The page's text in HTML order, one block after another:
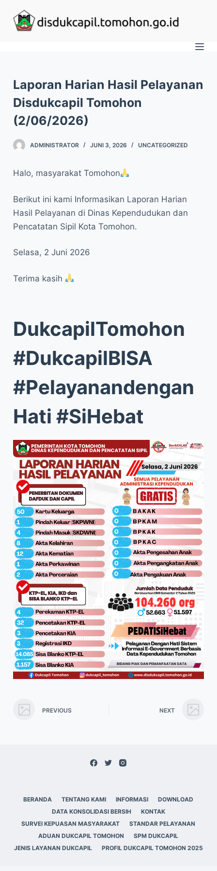
o
o
n
e
Laporan Harian Hasil Pelayanan
Disdukcapil Tomohon
(2/06/2026)
ADMINISTRATOR JUNI 3, 2026 UNCATEGORIZED
Halo, masyarakat Tomohon
Berikut ini kami Informasikan Laporan Harian
Hasil Pelayanan di Dinas Kependudukan dan
Pencatatan Sipil Kota Tomohon.
Selasa, 2 Juni 2026
Terima kasih
DukcapilTomohon
#DukcapilBISA
#Pelayanandengan
Hati #SiHebat
PREVIOUS NEXT
BERANDA TENTANG KAMI INFORMASI
DOWNLOAD
DATA KONSOLIDASI BERSIH
KONTAK
SURVEI KEPUASAN MASYARAKAT
STANDAR PELAYANAN
ADUAN DUKCAPIL TOMOHON
SPM DUKCAPIL
JENIS LAYANAN DUKCAPIL
PROFIL DUKCAPIL TOMOHON 2025